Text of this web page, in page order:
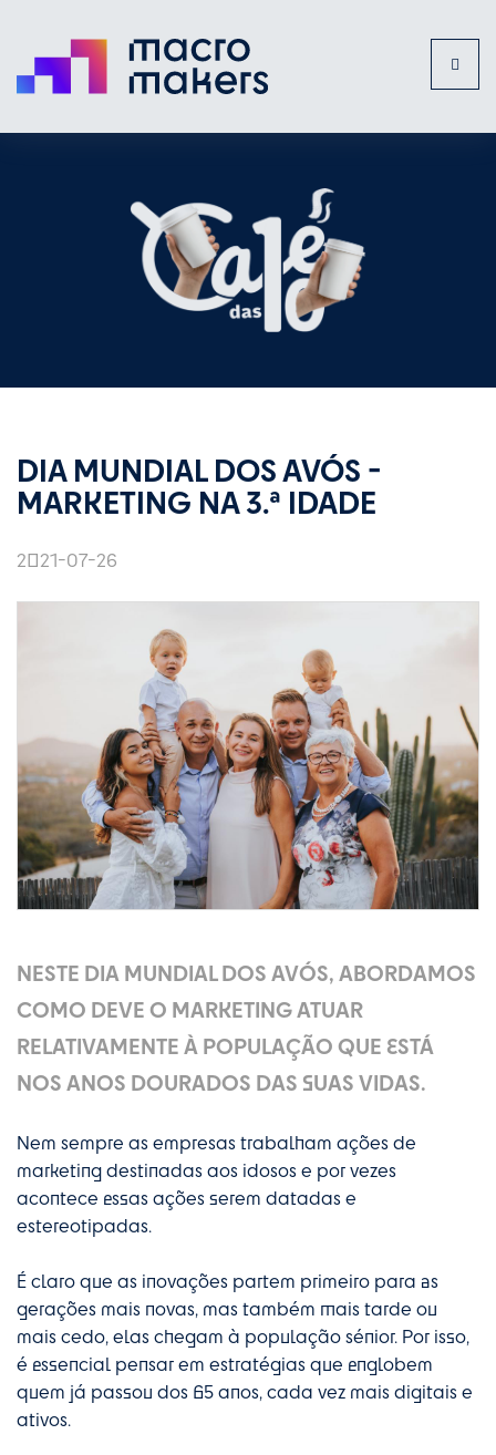
Toggle
DIA MUNDIAL DOS AVÓS -
MARKETING NA 3.ª IDADE
2021-07-26
NESTE DIA MUNDIAL DOS AVÓS, ABORDAMOS
COMO DEVE O MARKETING ATUAR
RELATIVAMENTE À POPULAÇÃO QUE ESTÁ
NOS ANOS DOURADOS DAS SUAS VIDAS.
Nem sempre as empresas trabalham ações de
marketing destinadas aos idosos e por vezes
acontece essas ações serem datadas e
estereotipadas.
É claro que as inovações partem primeiro para as
gerações mais novas, mas também mais tarde ou
mais cedo, elas chegam à população sénior. Por isso,
é essencial pensar em estratégias que englobem
quem já passou dos 65 anos, cada vez mais digitais e
ativos.